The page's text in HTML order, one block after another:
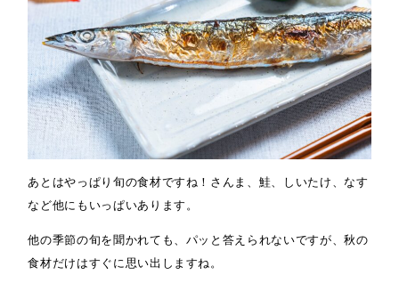
あとはやっぱり旬の食材ですね！さんま、鮭、しいたけ、なす
など他にもいっぱいあります。
他の季節の旬を聞かれても、パッと答えられないですが、秋の
食材だけはすぐに思い出しますね。